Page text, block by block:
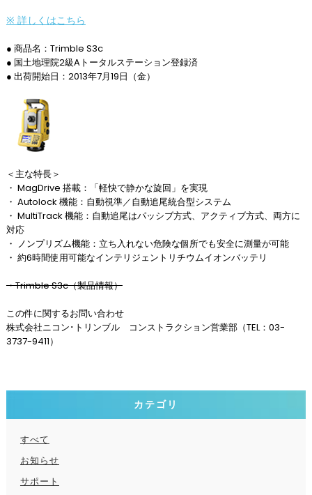
※ 詳しくはこちら
● 商品名：Trimble S3c
● 国土地理院2級Aトータルステーション登録済
● 出荷開始日：2013年7月19日（金）
＜主な特長＞
・ MagDrive 搭載：「軽快で静かな旋回」を実現
・ Autolock 機能：自動視準／自動追尾統合型システム
・ MultiTrack 機能：自動追尾はパッシブ方式、アクティブ方式、両方に
対応
・ ノンプリズム機能：立ち入れない危険な個所でも安全に測量が可能
・ 約6時間使用可能なインテリジェントリチウムイオンバッテリ
・Trimble S3c（製品情報）
この件に関するお問い合わせ
株式会社ニコン･トリンブル コンストラクション営業部（TEL：03-
3737-9411）
カテゴリ
すべて
お知らせ
サポート